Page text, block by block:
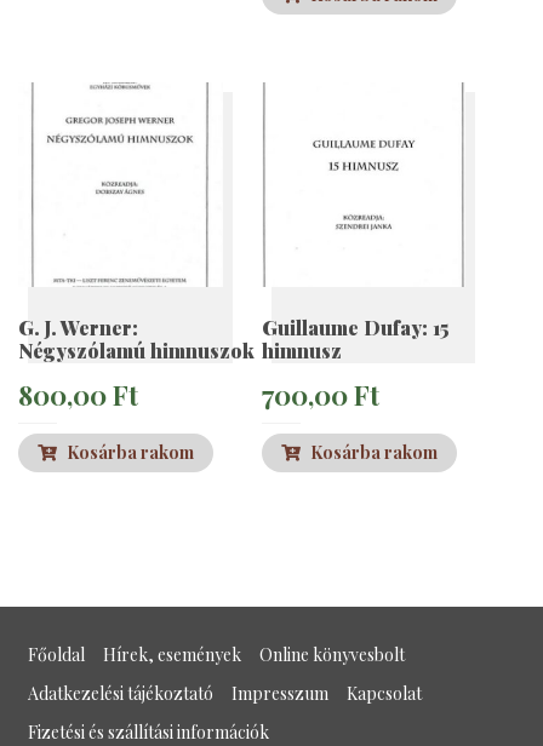
400,00 Ft.
G. J. Werner:
Négyszólamú himnuszok
800,00Ft
Kosárba rakom
Guillaume Dufay: 15
himnusz
700,00Ft
Kosárba rakom
Főoldal Hírek, események
Online könyvesbolt
Adatkezelési tájékoztató
Impresszum
Kapcsolat
Fizetési és szállítási információk